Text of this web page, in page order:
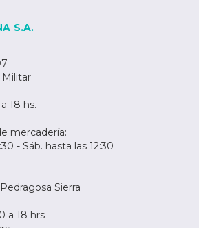
S.A.
Militar
18 hs.
mercadería:
- Sáb. hasta las 12:30
Sierra
a 18 hrs